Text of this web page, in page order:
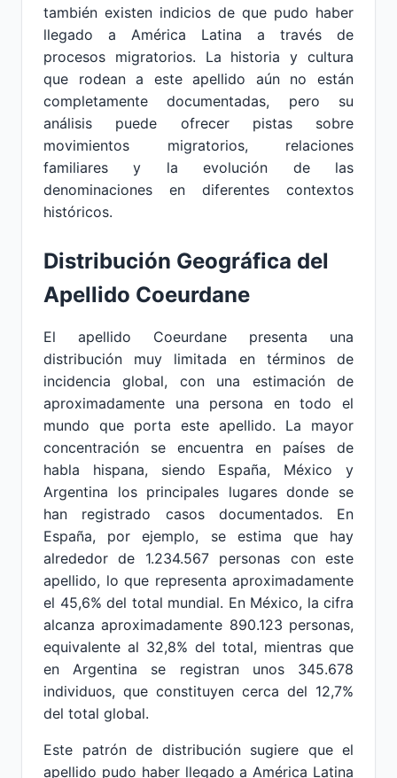
también existen indicios de que pudo haber
llegado a América Latina a través de
procesos migratorios. La historia y cultura
que rodean a este apellido aún no están
completamente documentadas, pero su
análisis puede ofrecer pistas sobre
movimientos migratorios, relaciones
familiares y la evolución de las
denominaciones en diferentes contextos
históricos.
Distribución Geográfica del
Apellido Coeurdane
El apellido Coeurdane presenta una
distribución muy limitada en términos de
incidencia global, con una estimación de
aproximadamente una persona en todo el
mundo que porta este apellido. La mayor
concentración se encuentra en países de
habla hispana, siendo España, México y
Argentina los principales lugares donde se
han registrado casos documentados. En
España, por ejemplo, se estima que hay
alrededor de 1.234.567 personas con este
apellido, lo que representa aproximadamente
el 45,6% del total mundial. En México, la cifra
alcanza aproximadamente 890.123 personas,
equivalente al 32,8% del total, mientras que
en Argentina se registran unos 345.678
individuos, que constituyen cerca del 12,7%
del total global.
Este patrón de distribución sugiere que el
apellido pudo haber llegado a América Latina